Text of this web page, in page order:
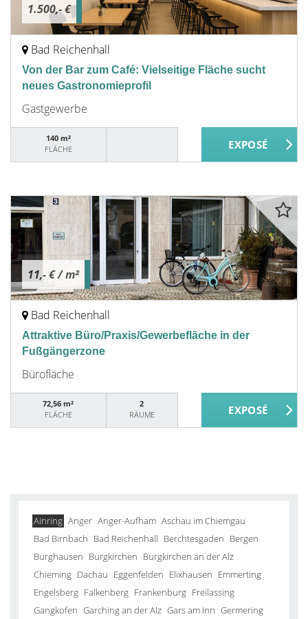
1.500,- €
Bad Reichenhall
Von der Bar zum Café: Vielseitige Fläche sucht
neues Gastronomieprofil
Gastgewerbe
140 m²
FLÄCHE
11,- €/ m²
Bad Reichenhall
Attraktive Büro/Praxis/Gewerbefläche in der
Fußgängerzone
Bürofläche
72,56 m²
FLÄCHE
2
RÄUME
Ainring Anger Anger-Aufham Aschau im Chiemgau
Bad Birnbach Bad Reichenhall Berchtesgaden Bergen
Burghausen Burgkirchen Burgkirchen an der Alz
Chieming Dachau Eggenfelden Elixhausen Emmerting
Engelsberg Falkenberg Frankenburg Freilassing
Gangkofen Garching an der Alz Gars am Inn Germering